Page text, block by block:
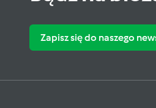
Zapisz się do naszego